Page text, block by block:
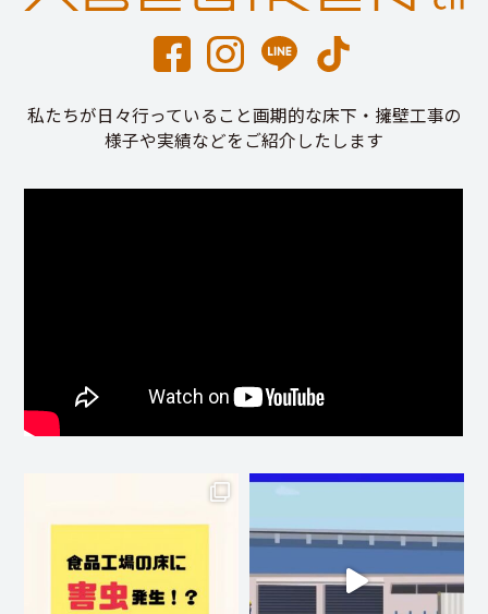
私たちが日々行っていること画期的な床下・擁壁工事の
様子や実績などをご紹介したします